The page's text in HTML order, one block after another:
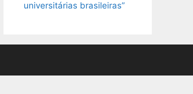
universitárias brasileiras”